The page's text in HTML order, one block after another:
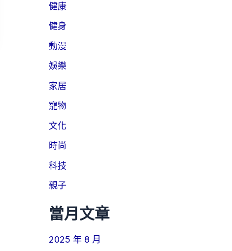
健康
健身
動漫
娛樂
家居
寵物
文化
時尚
科技
親子
當月文章
2025 年 8 月